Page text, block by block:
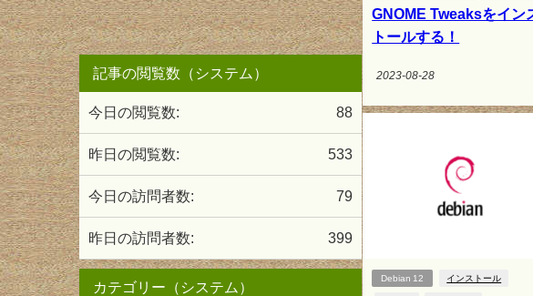
GNOME Tweaksをイン
トールする！
2023-08-28
Debian 12 インストール
記事の閲覧数（システム）
88
今日の閲覧数:
533
昨日の閲覧数:
79
今日の訪問者数:
399
昨日の訪問者数:
カテゴリー（システム）